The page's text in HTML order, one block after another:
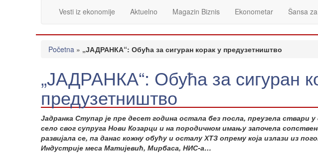
Vesti iz ekonomije Aktuelno Magazin Biznis Ekonometar Šansa
Početna » „ЈАДРАНКА“: Обућа за сигуран корак у предузетништво
„ЈАДРАНКА“: Обућа за сигуран
предузетништво
Јадранка Ступар је пре десет година остала без посла, преузела ствари у
село свог супруга Нови Козарци и на породичном имању започела
развијала се, па данас кожну обућу и осталу ХТЗ опрему која излази из
Индустрије меса Матијевић, Мирбаса, НИС-а…